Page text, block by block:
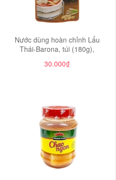
Nước dùng hoàn chỉnh Lẩu
Thái-Barona, túi (180g),
30.000₫